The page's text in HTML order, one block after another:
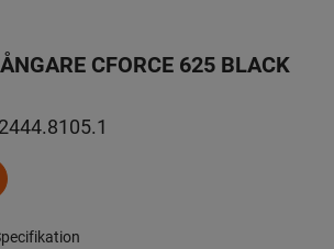
CFORCE 625 BLACK